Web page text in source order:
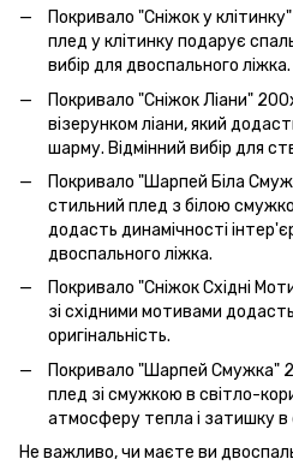
Покривало "Сніжок у
плед у клітинку подарує
вибір для двоспального ліжка.
Покривало "Сніжок Ліани"
візерунком ліани, який
шарму. Відмінний вибір для
Покривало "Шарпей Біла
стильний плед з білою
додасть динамічності
двоспального ліжка.
Покривало "Сніжок Східні
зі східними мотивами додасть
оригінальність.
Покривало "Шарпей Смужка"
плед зі смужкою в світло-
атмосферу тепла і затишку в
Не важливо, чи маєте ви